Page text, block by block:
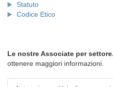
Statuto
Codice Etico
Le nostre Associate per settore.
ottenere maggiori informazioni.